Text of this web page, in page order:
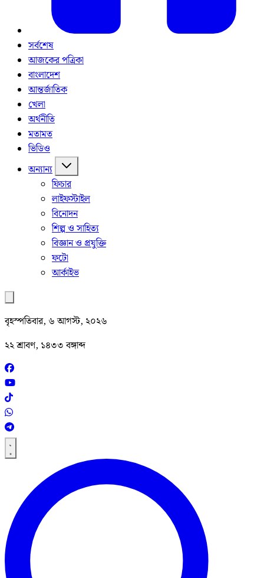
সর্বশেষ
আজকের পত্রিকা
বাংলাদেশ
আন্তর্জাতিক
খেলা
অর্থনীতি
মতামত
ভিডিও
অন্যান্য
ফিচার
লাইফস্টাইল
বিনোদন
শিল্প ও সাহিত্য
বিজ্ঞান ও প্রযুক্তি
ফটো
আর্কাইভ
বৃহস্পতিবার, ৬ আগস্ট, ২০২৬
২২ শ্রাবণ, ১৪৩৩ বঙ্গাব্দ